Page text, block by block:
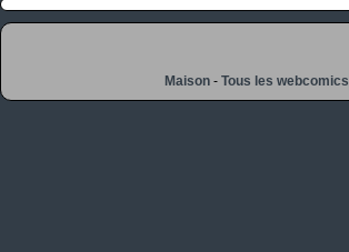
Maison -Tous les webcomics